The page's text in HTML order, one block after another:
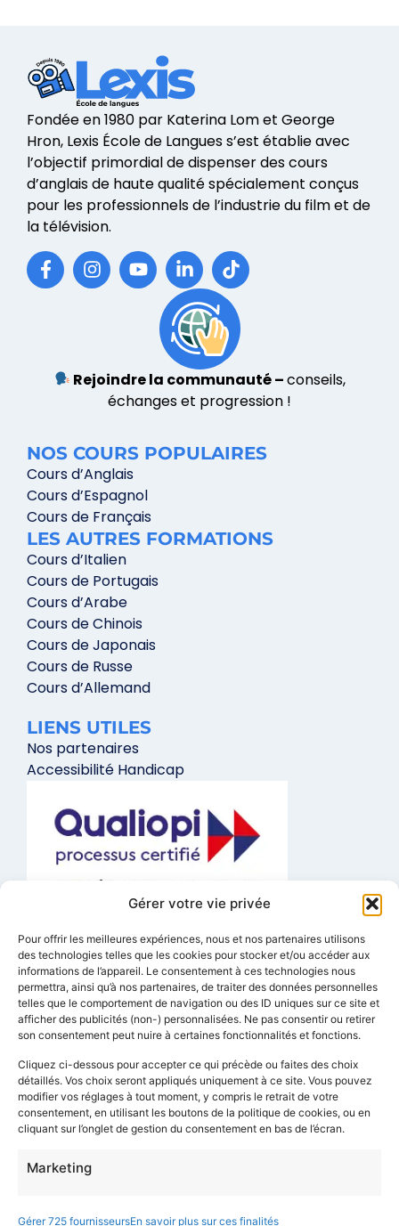
Gérer votre vie privée
Pour offrir les meilleures expériences, nous et nos partenaires utilisons
des technologies telles que les cookies pour stocker et/ou accéder aux
informations de l’appareil. Le consentement à ces technologies nous
permettra, ainsi qu’à nos partenaires, de traiter des données personnelles
telles que le comportement de navigation ou des ID uniques sur ce site et
afficher des publicités (non-) personnalisées. Ne pas consentir ou retirer
son consentement peut nuire à certaines fonctionnalités et fonctions.
Cliquez ci-dessous pour accepter ce qui précède ou faites des choix
détaillés. Vos choix seront appliqués uniquement à ce site. Vous pouvez
modifier vos réglages à tout moment, y compris le retrait de votre
consentement, en utilisant les boutons de la politique de cookies, ou en
cliquant sur l’onglet de gestion du consentement en bas de l’écran.
Marketing
Gérer 725 fournisseursEn savoir plus sur ces finalités
Fondée en 1980 par Katerina Lom et George
Hron, Lexis École de Langues s’est établie avec
l’objectif primordial de dispenser des cours
d’anglais de haute qualité spécialement conçus
pour les professionnels de l’industrie du film et de
la télévision.
Rejoindre la communauté –conseils,
échanges et progression !
NOS COURS POPULAIRES
Cours d’Anglais
Cours d’Espagnol
Cours de Français
LES AUTRES FORMATIONS
Cours d’Italien
Cours de Portugais
Cours d’Arabe
Cours de Chinois
Cours de Japonais
Cours de Russe
Cours d’Allemand
LIENS UTILES
Nos partenaires
Accessibilité Handicap
d’action suivante :Actions de formation
FORMATIONS A DISTANCE
01 84 80 29 64
info@lexis-ecole-de-langues.fr
1 Rue Edouard Vaillant, 93170 Bagnolet
3 Rue Marceau, 84480 Bonnieux
Prendre rendez-vous
Connexion